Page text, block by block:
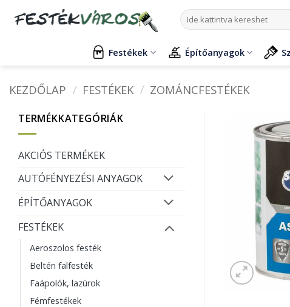
Keresés
a
Festékek Építőanyagok
KEZDŐLAP / FESTÉKEK / ZOMÁNCFESTÉKEK
TERMÉKKATEGÓRIÁK
AKCIÓS TERMÉKEK
AUTÓFÉNYEZÉSI ANYAGOK
ÉPÍTŐANYAGOK
FESTÉKEK
Aeroszolos festék
Beltéri falfesték
Faápolók, lazúrok
Fémfestékek